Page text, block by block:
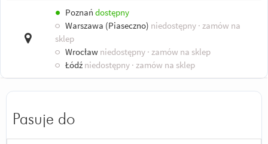
● Poznań dostępny
○ Warszawa (Piaseczno) niedostępny · zamów na
sklep
○ Wrocław niedostępny · zamów na sklep
○ Łódź niedostępny · zamów na sklep
Pasuje do